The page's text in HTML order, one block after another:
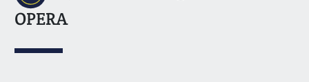
OPERA